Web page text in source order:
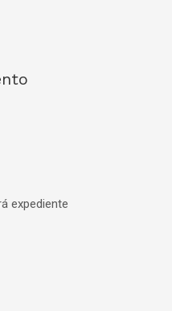
expediente